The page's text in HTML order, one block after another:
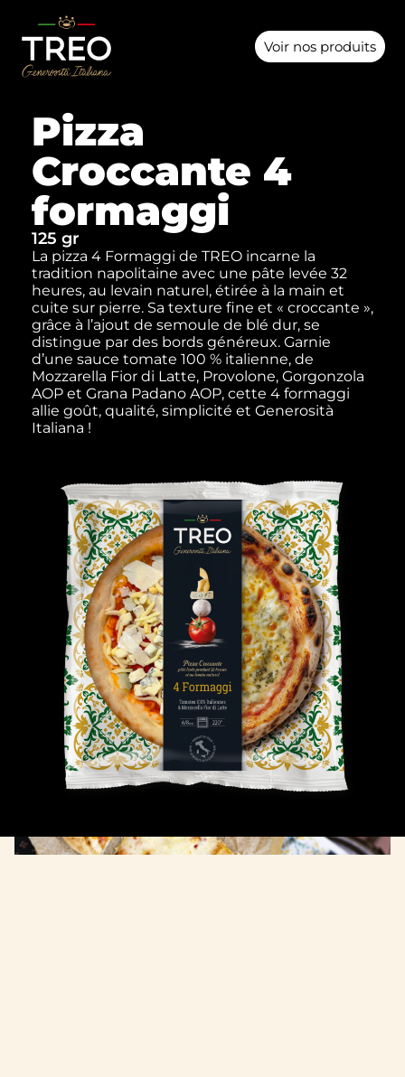
Voir nos produits
Pizza
Croccante 4
formaggi
125 gr
La pizza 4 Formaggi de TREO incarne la
tradition napolitaine avec une pâte levée 32
heures, au levain naturel, étirée à la main et
cuite sur pierre. Sa texture fine et « croccante »,
grâce à l’ajout de semoule de blé dur, se
distingue par des bords généreux. Garnie
d’une sauce tomate 100 % italienne, de
Mozzarella Fior di Latte, Provolone, Gorgonzola
AOP et Grana Padano AOP, cette 4 formaggi
allie goût, qualité, simplicité et Generosità
Italiana !